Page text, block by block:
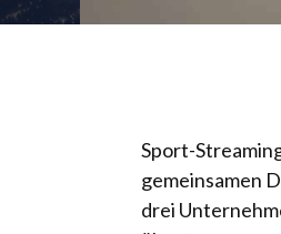
Sport-
gemeinsamen
drei